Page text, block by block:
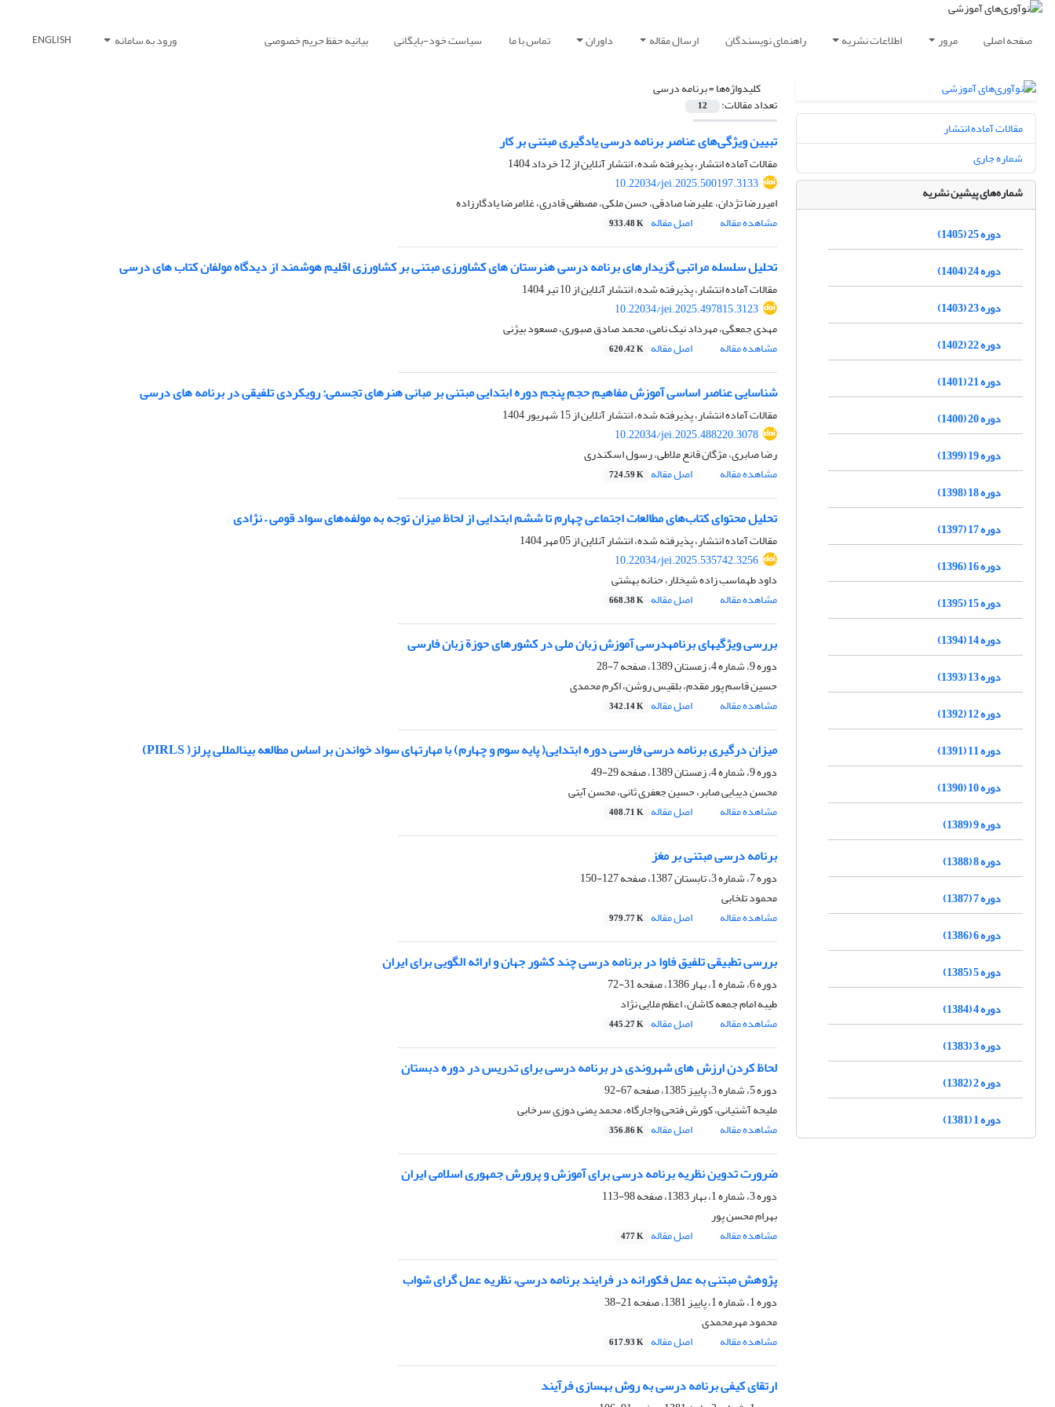
صفحه اصلی مرور اطلاعات نشریه راهنمای نویسندگان ارسال مقاله داوران تماس با ما سیاست خود-بایگانی بیانیه حفظ حریم خصوصی ورود به سامانه ENGLISH
کلیدواژه‌ها =برنامه درسی
تعداد مقالات: 12
تبیین ویژگی‌های عناصر برنامه درسی یادگیری مبتنی بر کار
مقالات آماده انتشار، پذیرفته شده، انتشار آنلاین از12 خرداد 1404
10.22034/jei.2025.500197.3133
امیررضا تژدان، علیرضا صادقی، حسن ملکی، مصطفی قادری، غلامرضا یادگارزاده
مشاهده مقاله
اصل مقاله 933.48 K
تحلیل سلسله مراتبی گزیدارهای برنامه درسی هنرستان های کشاورزی مبتنی بر کشاورزی اقلیم هوشمند از دیدگاه مولفان کتاب های درسی
مقالات آماده انتشار، پذیرفته شده، انتشار آنلاین از10 تیر 1404
10.22034/jei.2025.497815.3123
مهدی جمعگی، مهرداد نیک نامی، محمد صادق صبوری، مسعود بیژنی
مشاهده مقاله
اصل مقاله 620.42 K
شناسایی عناصر اساسی آموزش مفاهیم حجم پنجم دوره ابتدایی مبتنی بر مبانی هنرهای تجسمی: رویکردی تلفیقی در برنامه های درسی
مقالات آماده انتشار، پذیرفته شده، انتشار آنلاین از15 شهریور 1404
10.22034/jei.2025.488220.3078
رضا صابری، مژگان قانع ملاطی، رسول اسکندری
مشاهده مقاله
اصل مقاله 724.59 K
تحلیل محتوای کتاب‌های مطالعات اجتماعی چهارم تا ششم ابتدایی از لحاظ میزان توجه به مولفه‌های سواد قومی – نژادی
مقالات آماده انتشار، پذیرفته شده، انتشار آنلاین از05 مهر 1404
10.22034/jei.2025.535742.3256
داود طهماسب زاده شیخلار، حنانه بهشتی
مشاهده مقاله
اصل مقاله 668.38 K
بررسی ویژگیهای برنامهدرسی آموزش زبان ملی در کشورهای حوزة زبان فارسی
دوره 9، شماره 4، زمستان 1389، صفحه
7-28
حسین قاسم پور مقدم، بلقیس روشن، اکرم محمدی
مشاهده مقاله
اصل مقاله 342.14 K
میزان درگیری برنامه درسی فارسی دوره ابتدایی( پایه سوم و چهارم) با مهارتهای سواد خواندن بر اساس مطالعه بینالمللی پرلز( PIRLS)
دوره 9، شماره 4، زمستان 1389، صفحه
29-49
محسن دیبایی صابر، حسین جعفری ثانی، محسن آیتی
مشاهده مقاله
اصل مقاله 408.71 K
برنامه درسی مبتنی بر مغز
دوره 7، شماره 3، تابستان 1387، صفحه
127-150
محمود تلخابی
مشاهده مقاله
اصل مقاله 979.77 K
بررسی تطبیقی تلفیق فاوا در برنامه درسی چند کشور جهان و ارائه الگویی برای ایران
دوره 6، شماره 1، بهار 1386، صفحه
31-72
طیبه امام جمعه کاشان، اعظم ملایی نژاد
مشاهده مقاله
اصل مقاله 445.27 K
لحاظ کردن ارزش های شهروندی در برنامه درسی برای تدریس در دوره دبستان
دوره 5، شماره 3، پاییز 1385، صفحه
67-92
ملیحه آشتیانی، کورش فتحی واجارگاه، محمد یمنی دوزی سرخابی
مشاهده مقاله
اصل مقاله 356.86 K
ضرورت تدوین نظریه برنامه درسی برای آموزش و پرورش جمهوری اسلامی ایران
دوره 3، شماره 1، بهار 1383، صفحه
98-113
بهرام محسن پور
مشاهده مقاله
اصل مقاله 477 K
پژوهش مبتنی به عمل فکورانه در فرایند برنامه درسی، نظریه عمل گرای شواب
دوره 1، شماره 1، پاییز 1381، صفحه
21-38
محمود مهرمحمدی
مشاهده مقاله
اصل مقاله 617.93 K
ارتقای کیفی برنامه درسی به روش بهسازی فرآیند
مقالات آماده انتشار
شماره جاری
شماره‌های پیشین نشریه
دوره 25 (1405)
دوره 24 (1404)
دوره 23 (1403)
دوره 22 (1402)
دوره 21 (1401)
دوره 20 (1400)
دوره 19 (1399)
دوره 18 (1398)
دوره 17 (1397)
دوره 16 (1396)
دوره 15 (1395)
دوره 14 (1394)
دوره 13 (1393)
دوره 12 (1392)
دوره 11 (1391)
دوره 10 (1390)
دوره 9 (1389)
دوره 8 (1388)
دوره 7 (1387)
دوره 6 (1386)
دوره 5 (1385)
دوره 4 (1384)
دوره 3 (1383)
دوره 2 (1382)
دوره 1 (1381)